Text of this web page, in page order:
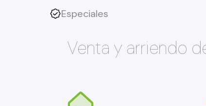
Especiales
Venta y arriendo